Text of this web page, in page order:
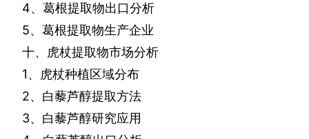
4、葛根提取物出口分析
5、葛根提取物生产企业
十、虎杖提取物市场分析
1、虎杖种植区域分布
2、白藜芦醇提取方法
3、白藜芦醇研究应用